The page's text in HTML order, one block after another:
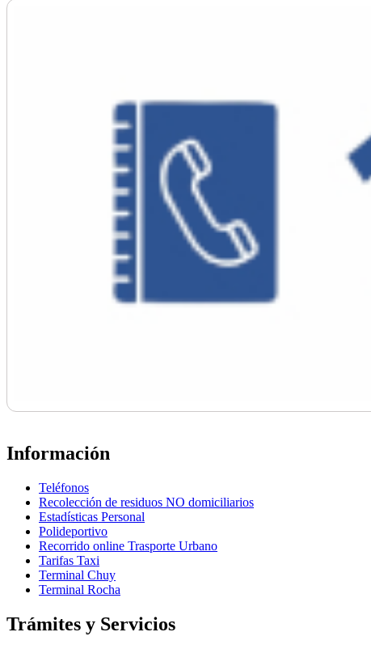
Información
Teléfonos
Recolección de residuos NO domiciliarios
Estadísticas Personal
Polideportivo
Recorrido online Trasporte Urbano
Tarifas Taxi
Terminal Chuy
Terminal Rocha
Trámites y Servicios